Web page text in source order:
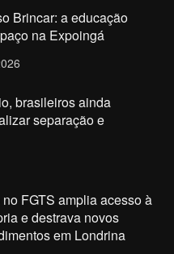
Brincar: a educação
na Expoingá
brasileiros ainda
separação e
FGTS amplia acesso à
e destrava novos
em Londrina